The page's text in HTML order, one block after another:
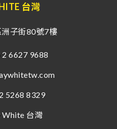
台灣
子街80號7樓
2 6627 9688
5268 8329
White 台灣